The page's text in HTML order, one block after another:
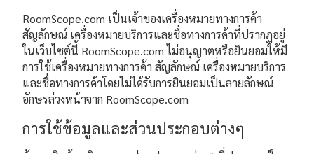
RoomScope.com เป็นเจ้าของเครื่องหมายทางการค้า
สัญลักษณ์ เครื่องหมายบริการและชื่อทางการค้าที่ปรากฏอยู่
ในเว็บไซต์นี้ RoomScope.com ไม่อนุญาตหรือยินยอมให้มี
การใช้เครื่องหมายทางการค้า สัญลักษณ์ เครื่องหมายบริการ
และชื่อทางการค้าโดยไม่ได้รับการยินยอมเป็นลายลักษณ์
อักษรล่วงหน้าจาก RoomScope.com
การใช้ข้อมูลและส่วนประกอบต่างๆ